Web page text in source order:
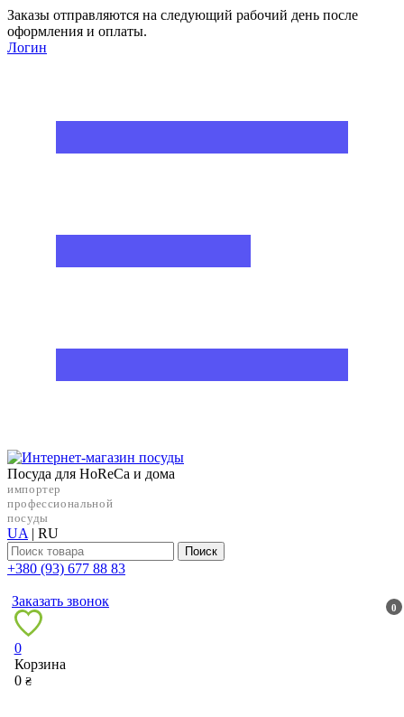
Заказы отправляются на следующий рабочий день после
оформления и оплаты.
Логин
Посуда для HoReCa и дома
импортер
профессиональной
посуды
UA | RU
Поиск
+38‎0 (93) 677 88 83
Заказать звонок 0
0
Корзина
0 ₴